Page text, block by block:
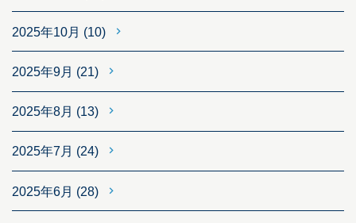
2025年10月 (10)
2025年9月 (21)
2025年8月 (13)
2025年7月 (24)
2025年6月 (28)